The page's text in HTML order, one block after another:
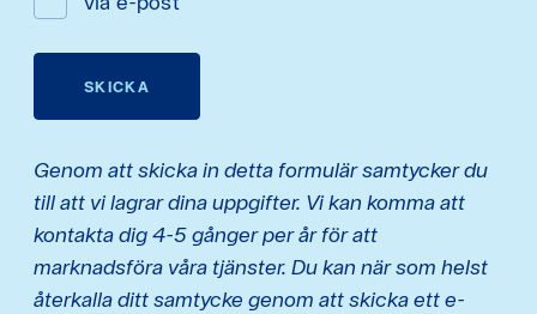
SKICKA
Genom att skicka in detta formulär samtycker du
till att vi lagrar dina uppgifter. Vi kan komma att
kontakta dig 4-5 gånger per år för att
marknadsföra våra tjänster. Du kan när som helst
återkalla ditt samtycke genom att skicka ett e-